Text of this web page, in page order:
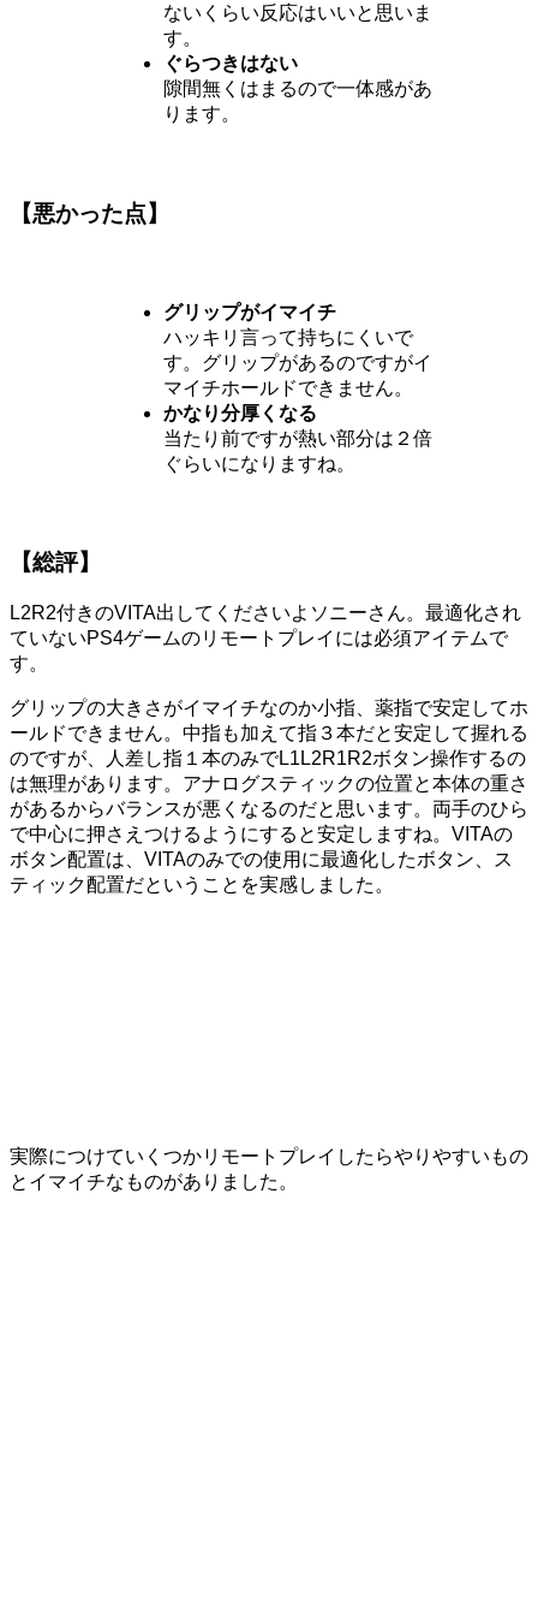
ないくらい反応はいいと思いま
す。
ぐらつきはない
隙間無くはまるので一体感があ
ります。
【悪かった点】
グリップがイマイチ
ハッキリ言って持ちにくいで
す。グリップがあるのですがイ
マイチホールドできません。
かなり分厚くなる
当たり前ですが熱い部分は２倍
ぐらいになりますね。
【総評】
L2R2付きのVITA出してくださいよソニーさん。最適化され
ていないPS4ゲームのリモートプレイには必須アイテムで
す。
グリップの大きさがイマイチなのか小指、薬指で安定してホ
ールドできません。中指も加えて指３本だと安定して握れる
のですが、人差し指１本のみでL1L2R1R2ボタン操作するの
は無理があります。アナログスティックの位置と本体の重さ
があるからバランスが悪くなるのだと思います。両手のひら
で中心に押さえつけるようにすると安定しますね。VITAの
ボタン配置は、VITAのみでの使用に最適化したボタン、ス
ティック配置だということを実感しました。
実際につけていくつかリモートプレイしたらやりやすいもの
とイマイチなものがありました。